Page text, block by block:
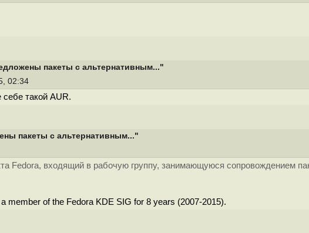
пакеты с альтернативным..."
02:34
такой AUR.
пакеты с альтернативным..."
Fedora, входящий в рабочую группу, занимающуюся сопровождением
member of the Fedora KDE SIG for 8 years (2007-2015).